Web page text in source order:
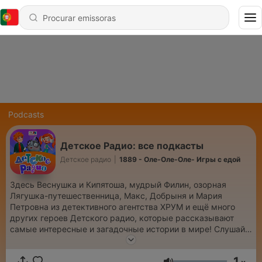
Podcasts
Детское Радио: все подкасты
Детское радио 1889 - Оле-Оле-Оле- Игры с едой
Здесь Веснушка и Кипятоша, мудрый Филин, озорная
Лягушка-путешественница, Макс, Добрыня и Мария
Петровна из детективного агентства ХРУМ и ещё много
других героев Детского радио, которые рассказывают
самые интересные и загадочные истории в мире! Слушай
новые выпуски и обязательного подписывайся на